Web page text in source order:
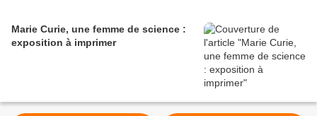
Marie Curie, une femme de science :
exposition à imprimer